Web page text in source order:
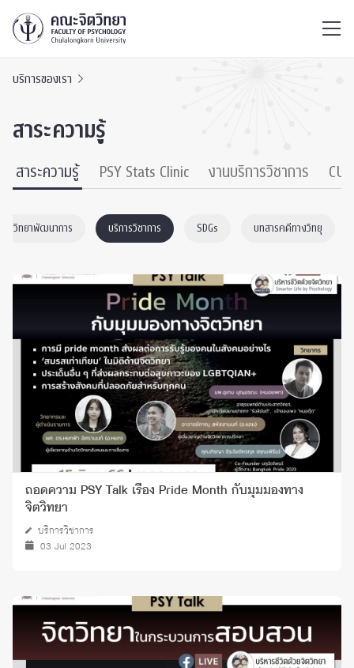
บริการของเรา
สาระความรู้
สาระความรู้ PSY Stats Clinic งานบริการวิชาการ CU
จิตวิทยาพัฒนาการ บริการวิชาการ SDGs บทสารคดีทางวิทยุ
ถอดความ PSY Talk เรื่อง Pride Month กับมุมมองทาง
จิตวิทยา
บริการวิชาการ
03 Jul 2023